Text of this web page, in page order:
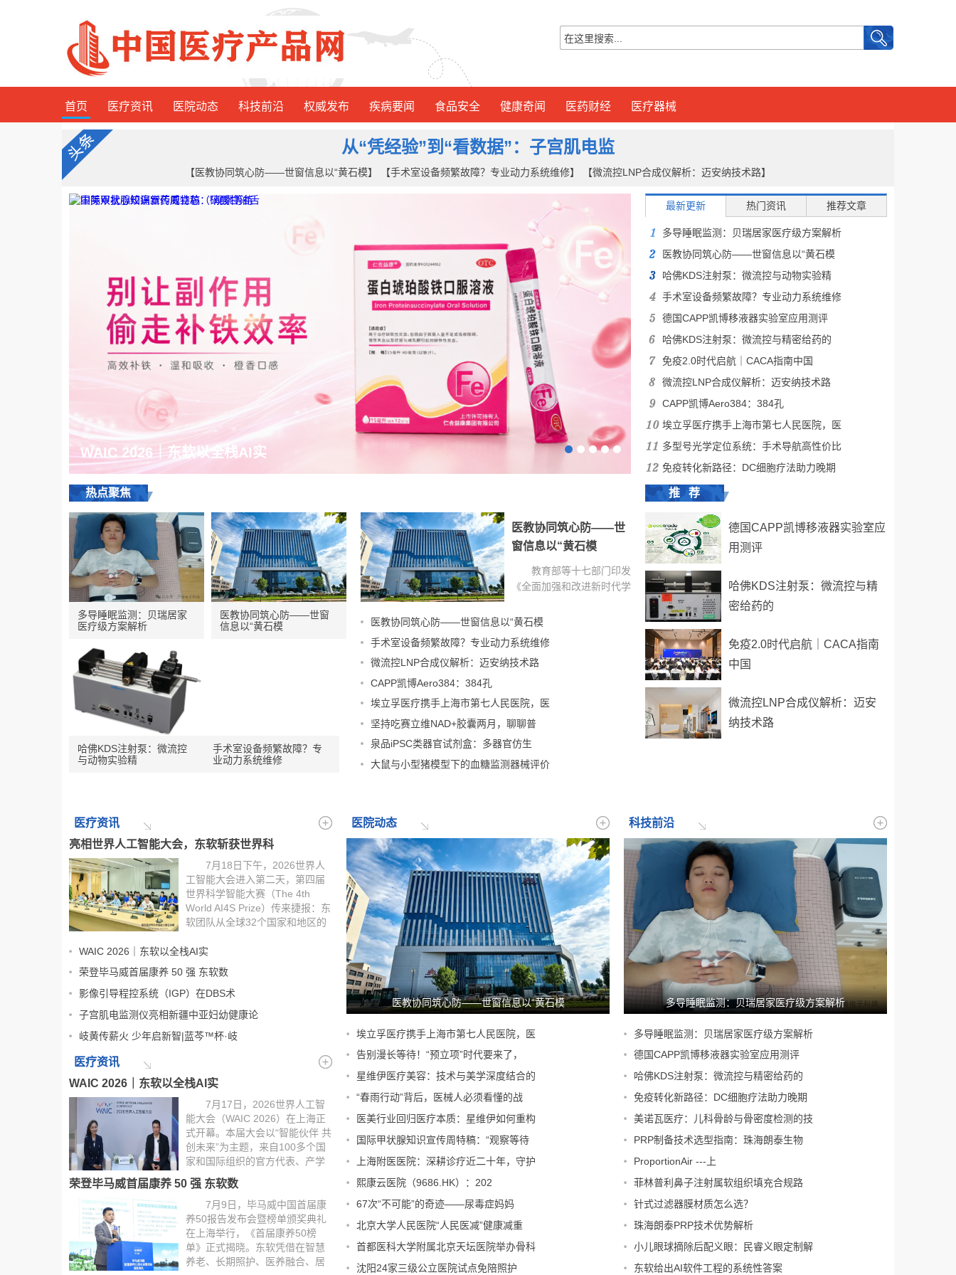
首页 医疗资讯 医院动态 科技前沿 权威发布 疾病要闻 食品安全 健康奇闻 医药财经 医疗器械
从“凭经验”到“看数据”：子宫肌电监
【医教协同筑心防——世窗信息以“黄石模】 【手术室设备频繁故障？专业动力系统维修】 【微流控LNP合成仪解析：迈安纳技术路】
WAIC 2026｜东软以全栈AI实
子宫肌电监测仪亮相新疆中亚妇幼健康论
90%中断补铁的背后：别让副作用偷走
国际甲状腺知识宣传周特稿：“观察等待
中美双批心绞痛新药威立芯（硝酸甘油舌
最新更新 热门资讯 推荐文章
多导睡眠监测：贝瑞居家医疗级方案解析
医教协同筑心防——世窗信息以“黄石模
哈佛KDS注射泵：微流控与动物实验精
手术室设备频繁故障？专业动力系统维修
德国CAPP凯博移液器实验室应用测评
哈佛KDS注射泵：微流控与精密给药的
免疫2.0时代启航｜CACA指南中国
微流控LNP合成仪解析：迈安纳技术路
CAPP凯博Aero384：384孔
埃立孚医疗携手上海市第七人民医院，医
多型号光学定位系统：手术导航高性价比
免疫转化新路径：DC细胞疗法助力晚期
热点聚焦
多导睡眠监测：贝瑞居家
医疗级方案解析
医教协同筑心防——世窗
信息以“黄石模
哈佛KDS注射泵：微流控
与动物实验精
手术室设备频繁故障？专
业动力系统维修
医教协同筑心防——世
窗信息以“黄石模
教育部等十七部门印发
《全面加强和改进新时代学
划（2023—2025 年）》，
医协同联动的心理服务格
局，健全“健康教育、监测
置”四位一体服务体系。当
前青少年心理风险持续走
高，跨部门、数字化融合的
心理服务已经成为刚需。在
此背景下...
医教协同筑心防——世窗信息以“黄石模
手术室设备频繁故障？专业动力系统维修
微流控LNP合成仪解析：迈安纳技术路
CAPP凯博Aero384：384孔
埃立孚医疗携手上海市第七人民医院，医
坚持吃赛立维NAD+胶囊两月，聊聊普
泉品iPSC类器官试剂盒：多器官仿生
大鼠与小型猪模型下的血糖监测器械评价
推 荐
德国CAPP凯博移液器实验室应
用测评
哈佛KDS注射泵：微流控与精
密给药的
免疫2.0时代启航｜CACA指南
中国
微流控LNP合成仪解析：迈安
纳技术路
医疗资讯
亮相世界人工智能大会，东软斩获世界科
7月18日下午，2026世界人
工智能大会进入第二天，第四届
世界科学智能大赛（The 4th
World AI4S Prize）传来捷报：东
软团队从全球32个国家和地区的
中脱颖而出，得分在决赛中斩获
全球第二名（2/6342）。 在
全球顶尖高校、科研机构与...
[详细]
WAIC 2026｜东软以全栈AI实
荣登毕马威首届康养 50 强 东软数
影像引导程控系统（IGP）在DBS术
子宫肌电监测仪亮相新疆中亚妇幼健康论
岐黄传薪火 少年启新智|蓝芩™杯·岐
医疗资讯
WAIC 2026｜东软以全栈AI实
7月17日，2026世界人工智
能大会（WAIC 2026）在上海正
式开幕。本届大会以“智能伙伴 共
创未来”为主题，来自100多个国
家和国际组织的官方代表、产学
研界嘉宾齐聚一堂，共同探讨人
工智能的向善普惠发展之路。
东软在2024年即提出“智能世
界的可靠伙伴”的品牌定位，与本
届大会：“智能...
[详细]
荣登毕马威首届康养 50 强 东软数
7月9日，毕马威中国首届康
养50报告发布会暨榜单颁奖典礼
在上海举行，《首届康养50榜
单》正式揭晓。东软凭借在智慧
养老、长期照护、医养融合、居
医院动态
医教协同筑心防——世窗信息以“黄石模
埃立孚医疗携手上海市第七人民医院，医
告别漫长等待！“预立项”时代要来了，
星维伊医疗美容：技术与美学深度结合的
“春雨行动”背后，医械人必须看懂的战
医美行业回归医疗本质：星维伊如何重构
国际甲状腺知识宣传周特稿：“观察等待
上海附医医院：深耕诊疗近二十年，守护
熙康云医院（9686.HK）：202
67次“不可能”的奇迹——尿毒症妈妈
北京大学人民医院“人民医减”健康减重
首都医科大学附属北京天坛医院举办骨科
沈阳24家三级公立医院试点免陪照护
科技前沿
多导睡眠监测：贝瑞居家医疗级方案解析
多导睡眠监测：贝瑞居家医疗级方案解析
德国CAPP凯博移液器实验室应用测评
哈佛KDS注射泵：微流控与精密给药的
免疫转化新路径：DC细胞疗法助力晚期
美诺瓦医疗：儿科骨龄与骨密度检测的技
PRP制备技术选型指南：珠海朗泰生物
ProportionAir ---上
​菲林普利鼻子注射属软组织填充合规路
针式过滤器膜材质怎么选？
珠海朗泰PRP技术优势解析
小儿眼球摘除后配义眼：民睿义眼定制解
东软给出AI软件工程的系统性答案